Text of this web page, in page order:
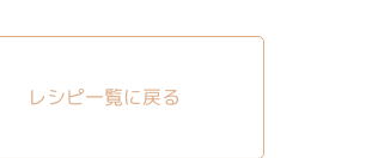
レシピ一覧に戻る